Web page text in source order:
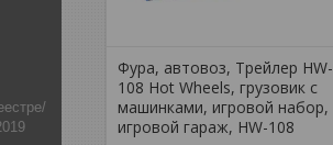
Фура, автовоз, Трейлер HW-
108 Hot Wheels, грузовик с
машинками, игровой набор,
игровой гараж, HW-108